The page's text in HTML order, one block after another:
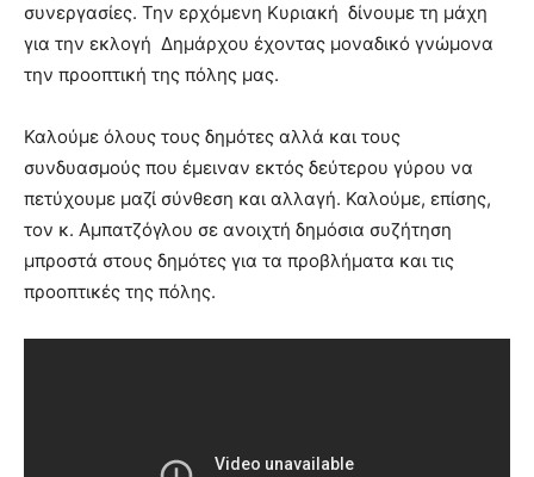
συνεργασίες. Την ερχόμενη Κυριακή δίνουμε τη μάχη
για την εκλογή Δημάρχου έχοντας μοναδικό γνώμονα
την προοπτική της πόλης μας.
Καλούμε όλους τους δημότες αλλά και τους
συνδυασμούς που έμειναν εκτός δεύτερου γύρου να
πετύχουμε μαζί σύνθεση και αλλαγή. Καλούμε, επίσης,
τον κ. Αμπατζόγλου σε ανοιχτή δημόσια συζήτηση
μπροστά στους δημότες για τα προβλήματα και τις
προοπτικές της πόλης.